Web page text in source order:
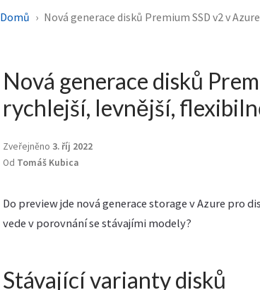
Domů Nová generace disků Premium SSD v2 v
Nová generace disků
rychlejší, levnější,
Zveřejněno 3. říj 2022
Od Tomáš Kubica
Do preview jde nová generace storage v Azure pro
vede v porovnání se stávajími modely?
Stávající varianty disků